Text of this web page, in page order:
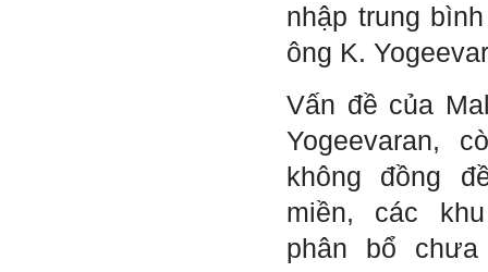
nhập trung
ông K.
Vấn đề của
Yogeevaran,
không đồng
miền, các
phân bổ